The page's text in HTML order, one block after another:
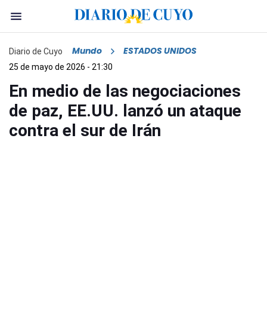
Diario de Cuyo Mundo ESTADOS UNIDOS
25 de mayo de 2026 - 21:30
En medio de las negociaciones
de paz, EE.UU. lanzó un ataque
contra el sur de Irán